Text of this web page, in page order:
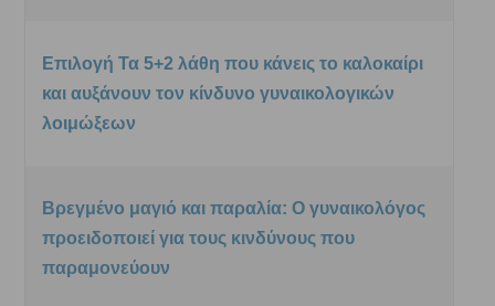
Επιλογή Τα 5+2 λάθη που κάνεις το καλοκαίρι
και αυξάνουν τον κίνδυνο γυναικολογικών
λοιμώξεων
Βρεγμένο μαγιό και παραλία: Ο γυναικολόγος
προειδοποιεί για τους κινδύνους που
παραμονεύουν